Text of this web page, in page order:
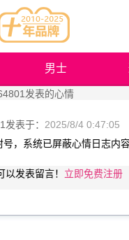
男士
发表的心情
发表于： 2025/8/4 0:47:05
号，系统已屏蔽心情日志内
发表留言！ 立即免费注册